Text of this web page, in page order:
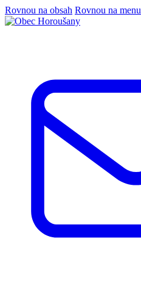
Rovnou na obsah Rovnou na menu